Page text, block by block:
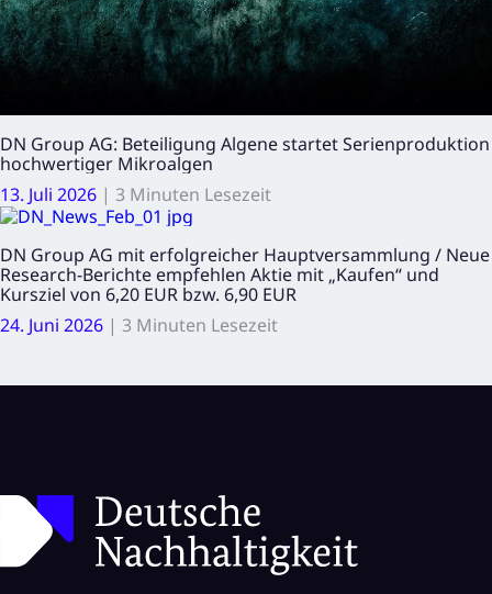
DN Group AG: Beteiligung Algene startet Serienproduktion
hochwertiger Mikroalgen
13. Juli 2026 | 3 Minuten Lesezeit
DN Group AG mit erfolgreicher Hauptversammlung / Neue
Research-Berichte empfehlen Aktie mit „Kaufen“ und
Kursziel von 6,20 EUR bzw. 6,90 EUR
24. Juni 2026 | 3 Minuten Lesezeit